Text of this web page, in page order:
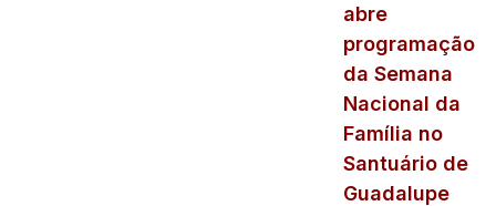
abre
programação
da Semana
Nacional da
Família no
Santuário de
Guadalupe